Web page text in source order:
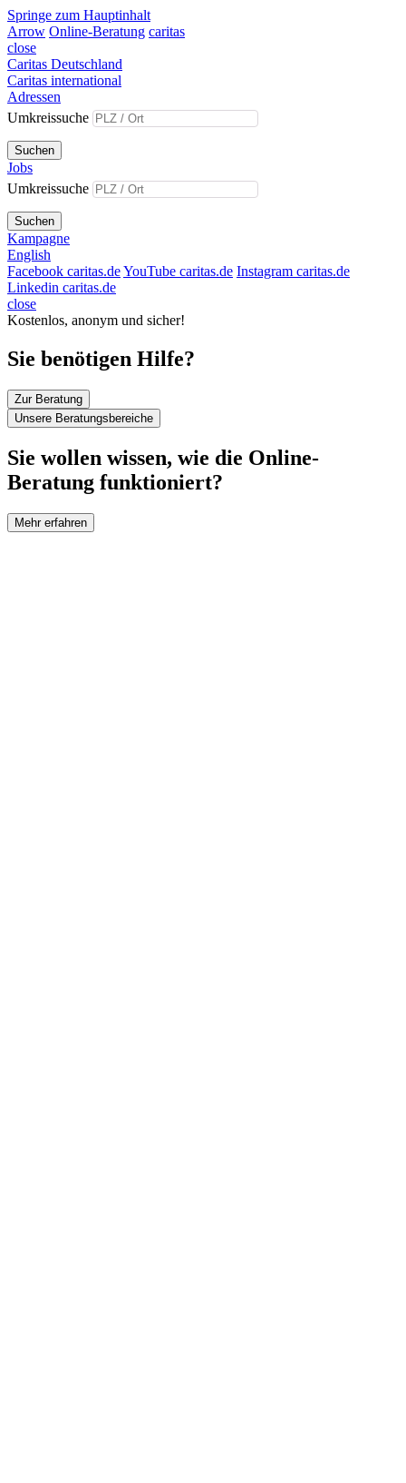
Springe zum Hauptinhalt
Arrow Online-Beratung caritas
close
Caritas Deutschland
Caritas international
Adressen
Umkreissuche
Suchen
Jobs
Umkreissuche
Suchen
Kampagne
English
Facebook caritas.deYouTube caritas.de Instagram caritas.de
Linkedin caritas.de
close
Kostenlos, anonym und sicher!
Sie benötigen Hilfe?
Zur Beratung
Unsere Beratungsbereiche
Sie wollen wissen, wie die Online-
Beratung funktioniert?
Mehr erfahren